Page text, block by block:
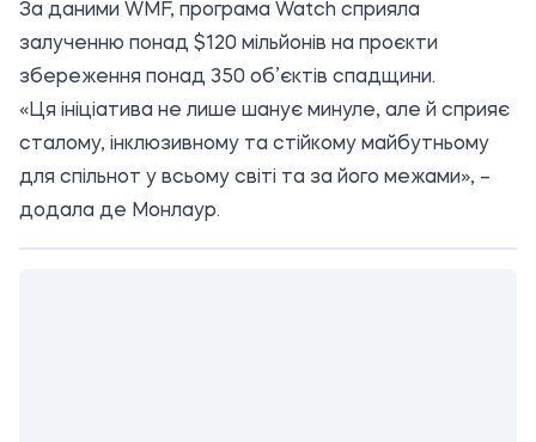
За даними WMF, програма Watch сприяла
залученню понад $120 мільйонів на проєкти
збереження понад 350 об’єктів спадщини.
«Ця ініціатива не лише шанує минуле, але й сприяє
сталому, інклюзивному та стійкому майбутньому
для спільнот у всьому світі та за його межами», –
додала де Монлаур.